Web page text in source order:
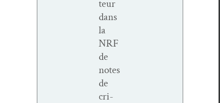
teur
dans
la
NRF
de
notes
de
cri­